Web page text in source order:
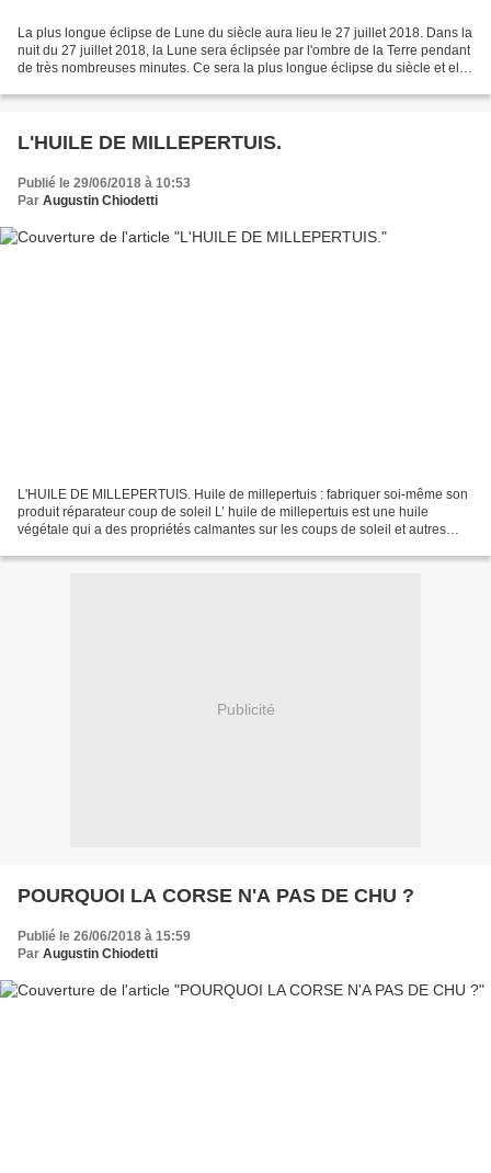
La plus longue éclipse de Lune du siècle aura lieu le 27 juillet 2018. Dans la
nuit du 27 juillet 2018, la Lune sera éclipsée par l'ombre de la Terre pendant
de très nombreuses minutes. Ce sera la plus longue éclipse du siècle et elle
L'HUILE DE MILLEPERTUIS.
Publié le 29/06/2018 à 10:53
Par Augustin Chiodetti
L'HUILE DE MILLEPERTUIS. Huile de millepertuis : fabriquer soi-même son
produit réparateur coup de soleil L’ huile de millepertuis est une huile
végétale qui a des propriétés calmantes sur les coups de soleil et autres
Publicité
POURQUOI LA CORSE N'A PAS DE CHU ?
Publié le 26/06/2018 à 15:59
Par Augustin Chiodetti